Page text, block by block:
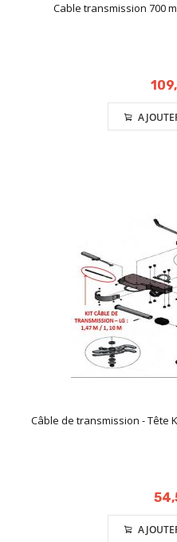
Cable transmission 700
Câble de transmission - Tête